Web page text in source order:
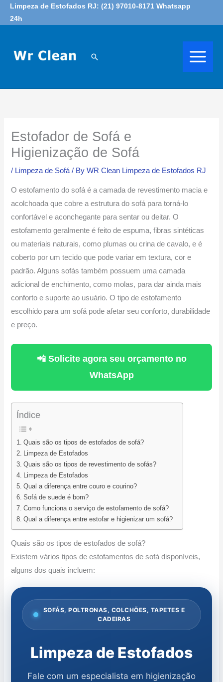
SkipLimpeza de Estofados RJ: (21) 97010-8171 Whatsapp
24h
Search
Estofador de Sofá e
Higienização de Sofá
/ Limpeza de Sofá/ ByWR Clean Limpeza de Estofados RJ
O estofamento do sofá é a camada de revestimento macia e
acolchoada que cobre a estrutura do sofá para torná-lo
confortável e aconchegante para sentar ou deitar. O
estofamento geralmente é feito de espuma, fibras sintéticas
ou materiais naturais, como plumas ou crina de cavalo, e é
coberto por um tecido que pode variar em textura, cor e
padrão. Alguns sofás também possuem uma camada
adicional de enchimento, como molas, para dar ainda mais
conforto e suporte ao usuário. O tipo de estofamento
escolhido para um sofá pode afetar seu conforto, durabilidade
e preço.
📲 Solicite agora seu orçamento no
WhatsApp
Índice
Quais são os tipos de estofados de sofá?
Limpeza de Estofados
Quais são os tipos de revestimento de sofás?
Limpeza de Estofados
Qual a diferença entre couro e courino?
Sofá de suede é bom?
Como funciona o serviço de estofamento de sofá?
Qual a diferença entre estofar e higienizar um sofá?
Quais são os tipos de estofados de sofá?
Existem vários tipos de estofamentos de sofá disponíveis,
alguns dos quais incluem:
SOFÁS, POLTRONAS, COLCHÕES, TAPETES E
CADEIRAS
Limpeza de Estofados
Fale com um especialista em higienização